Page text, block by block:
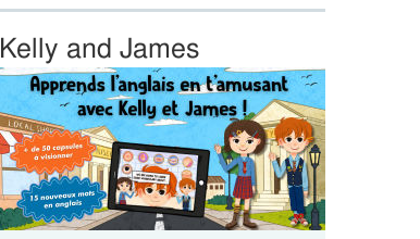
Kelly and James